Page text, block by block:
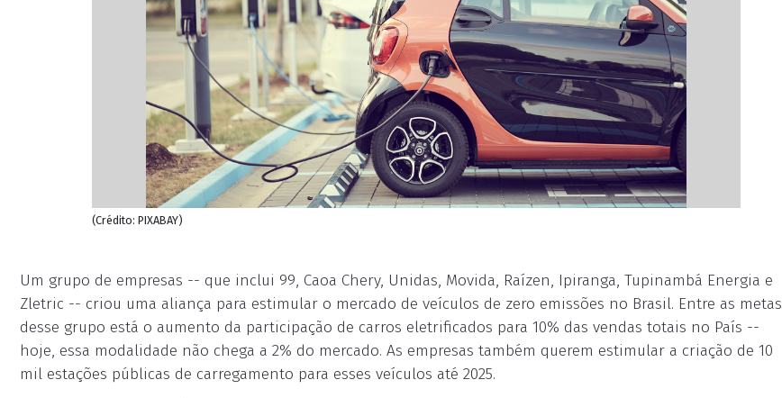
(Crédito: PIXABAY)
Um grupo de empresas -- que inclui 99, Caoa Chery, Unidas, Movida, Raízen, Ipiranga, Tupinambá Energia e
Zletric -- criou uma aliança para estimular o mercado de veículos de zero emissões no Brasil. Entre as metas
desse grupo está o aumento da participação de carros eletrificados para 10% das vendas totais no País --
hoje, essa modalidade não chega a 2% do mercado. As empresas também querem estimular a criação de 10
mil estações públicas de carregamento para esses veículos até 2025.